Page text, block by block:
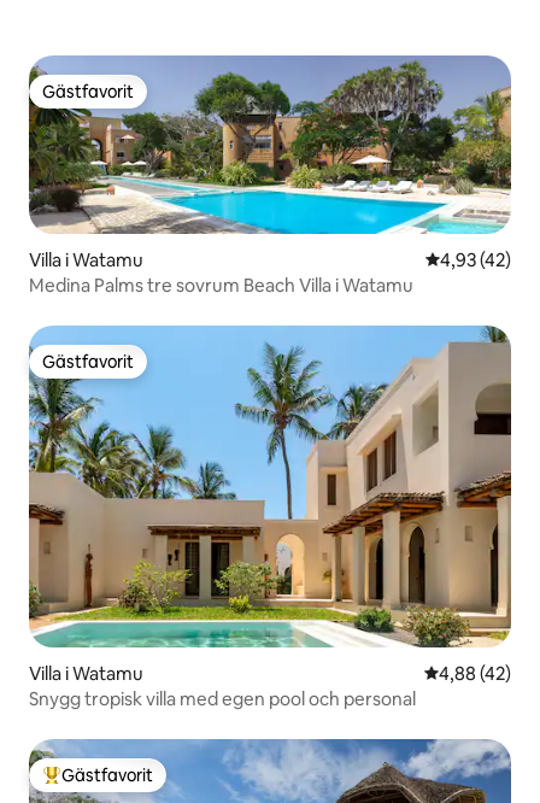
Gästfavorit
Gästfavorit
Villa i Watamu 4,93 av 5 i
4,93 (42)
Medina Palms tre sovrum Beach Villa i Watamu
Gästfavorit
Gästfavorit
Villa i Watamu 4,88 av 5 i
4,88 (42)
Snygg tropisk villa med egen pool och personal
Populär gästfavorit
Gästfavorit